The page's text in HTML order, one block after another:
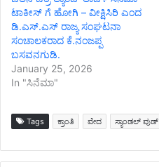
ಟಾಕೀಸ್ ಗೆ ಹೋಗಿ – ವೀಕ್ಷಿಸಿರಿ ಎಂದ
ಡಿ.ಎಸ್.ಎಸ್ ರಾಜ್ಯ ಸಂಘಟನಾ
ಸಂಚಾಲಕರಾದ ಕೆ.ನಂಜಪ್ಪ
ಬಸವನಗುಡಿ.
January 25, 2026
In "ಸಿನೆಮಾ"
Tags ಕ್ರಾಂತಿ ವೇದ ಸ್ಯಾಂಡಲ್ ವುಡ್